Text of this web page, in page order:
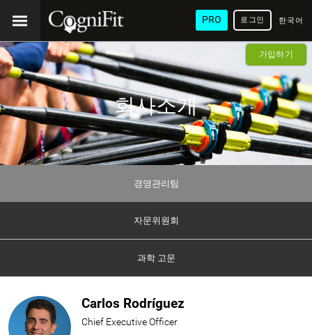
PRO 한국어
/ 韓國
語
로그인
가입하기
회사소개
경영관리팀
자문위원회
과학 고문
Carlos Rodríguez
Chief Executive Officer